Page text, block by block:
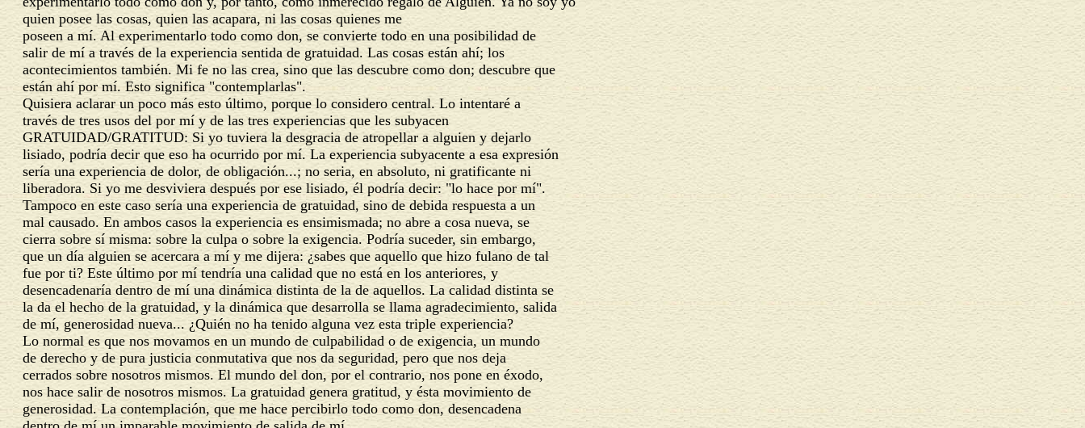
quien posee las cosas, quien las acapara, ni las cosas quienes me
poseen a mí. Al experimentarlo todo como don, se convierte todo en una posibilidad de
salir de mí a través de la experiencia sentida de gratuidad. Las cosas están ahí; los
acontecimientos también. Mi fe no las crea, sino que las descubre como don; descubre que
están ahí por mí. Esto significa "contemplarlas".
Quisiera aclarar un poco más esto último, porque lo considero central. Lo intentaré a
través de tres usos del por mí y de las tres experiencias que les subyacen
GRATUIDAD/GRATITUD: Si yo tuviera la desgracia de atropellar a alguien y dejarlo
lisiado, podría decir que eso ha ocurrido por mí. La experiencia subyacente a esa expresión
sería una experiencia de dolor, de obligación...; no seria, en absoluto, ni gratificante ni
liberadora. Si yo me desviviera después por ese lisiado, él podría decir: "lo hace por mí".
Tampoco en este caso sería una experiencia de gratuidad, sino de debida respuesta a un
mal causado. En ambos casos la experiencia es ensimismada; no abre a cosa nueva, se
cierra sobre sí misma: sobre la culpa o sobre la exigencia. Podría suceder, sin embargo,
que un día alguien se acercara a mí y me dijera: ¿sabes que aquello que hizo fulano de tal
fue por ti? Este último por mí tendría una calidad que no está en los anteriores, y
desencadenaría dentro de mí una dinámica distinta de la de aquellos. La calidad distinta se
la da el hecho de la gratuidad, y la dinámica que desarrolla se llama agradecimiento, salida
de mí, generosidad nueva... ¿Quién no ha tenido alguna vez esta triple experiencia?
Lo normal es que nos movamos en un mundo de culpabilidad o de exigencia, un mundo
de derecho y de pura justicia conmutativa que nos da seguridad, pero que nos deja
cerrados sobre nosotros mismos. El mundo del don, por el contrario, nos pone en éxodo,
nos hace salir de nosotros mismos. La gratuidad genera gratitud, y ésta movimiento de
generosidad. La contemplación, que me hace percibirlo todo como don, desencadena